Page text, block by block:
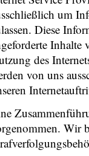
um
Diese
Inhalte
des
von uns
Wir